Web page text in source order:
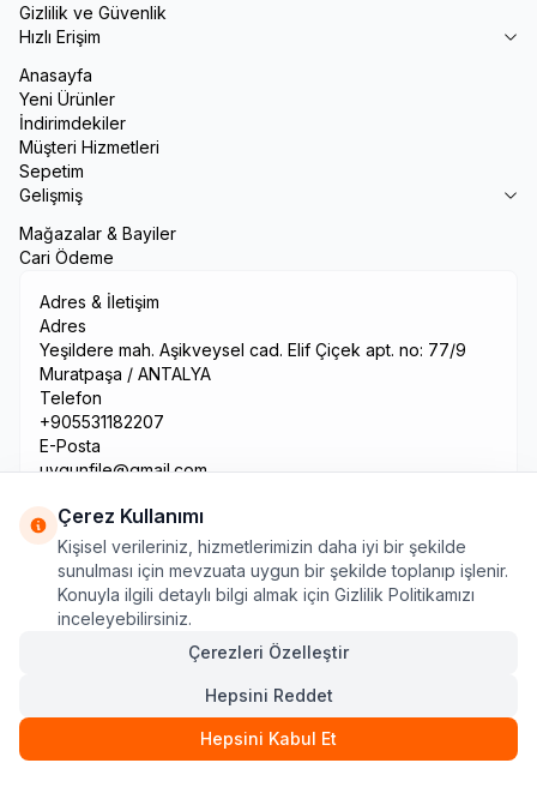
Gizlilik ve Güvenlik
Hızlı Erişim
Anasayfa
Yeni Ürünler
İndirimdekiler
Müşteri Hizmetleri
Sepetim
Gelişmiş
Mağazalar & Bayiler
Cari Ödeme
Adres & İletişim
Adres
Yeşildere mah. Aşikveysel cad. Elif Çiçek apt. no: 77/9
Muratpaşa / ANTALYA
Telefon
+905531182207
E-Posta
uygunfile@gmail.com
© 2026 Tüm hakları saklıdır.
Çerez Kullanımı
Kişisel verileriniz, hizmetlerimizin daha iyi bir şekilde
sunulması için mevzuata uygun bir şekilde toplanıp işlenir.
Konuyla ilgili detaylı bilgi almak için Gizlilik Politikamızı
inceleyebilirsiniz.
Çerezleri Özelleştir
Hepsini Reddet
Hepsini Kabul Et